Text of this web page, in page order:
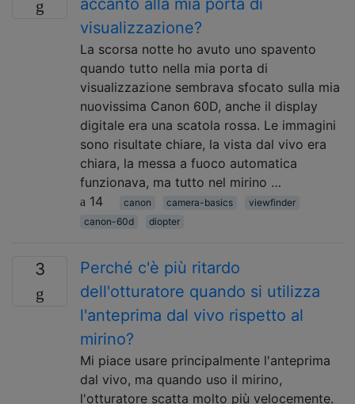
visualizzazione?
La scorsa notte ho avuto uno spavento
quando tutto nella mia porta di
visualizzazione sembrava sfocato sulla mia
nuovissima Canon 60D, anche il display
digitale era una scatola rossa. Le immagini
sono risultate chiare, la vista dal vivo era
chiara, la messa a fuoco automatica
funzionava, ma tutto nel mirino …
14
canon camera-basics
viewfinder
canon-60d
diopter
3
Perché c'è più ritardo
dell'otturatore quando si utilizza
l'anteprima dal vivo rispetto al
mirino?
Mi piace usare principalmente l'anteprima
dal vivo, ma quando uso il mirino,
l'otturatore scatta molto più velocemente.